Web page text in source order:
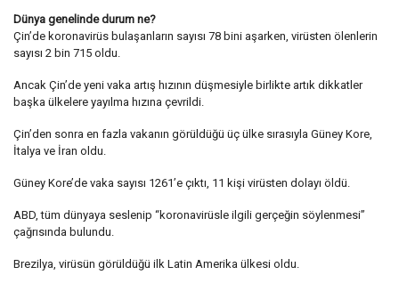
Dünya genelinde durum ne?
Çin’de koronavirüs bulaşanların sayısı 78 bini aşarken, virüsten ölenlerin
sayısı 2 bin 715 oldu.
Ancak Çin’de yeni vaka artış hızının düşmesiyle birlikte artık dikkatler
başka ülkelere yayılma hızına çevrildi.
Çin’den sonra en fazla vakanın görüldüğü üç ülke sırasıyla Güney Kore,
İtalya ve İran oldu.
Güney Kore’de vaka sayısı 1261’e çıktı, 11 kişi virüsten dolayı öldü.
ABD, tüm dünyaya seslenip “koronavirüsle ilgili gerçeğin söylenmesi”
çağrısında bulundu.
Brezilya, virüsün görüldüğü ilk Latin Amerika ülkesi oldu.